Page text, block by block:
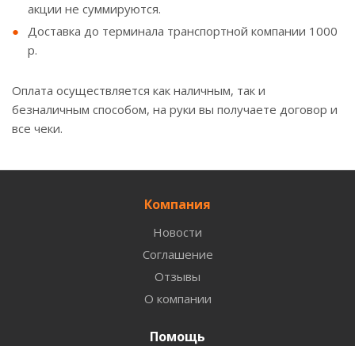
акции не суммируются.
Доставка до терминала транспортной компании 1000
р.
Оплата осуществляется как наличным, так и
безналичным способом, на руки вы получаете договор и
все чеки.
Компания
Новости
Соглашение
Отзывы
О компании
Помощь